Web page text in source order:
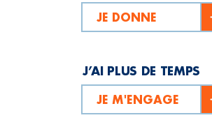
JE DONNE
J’AI PLUS DE TEMPS
JE M'ENGAGE